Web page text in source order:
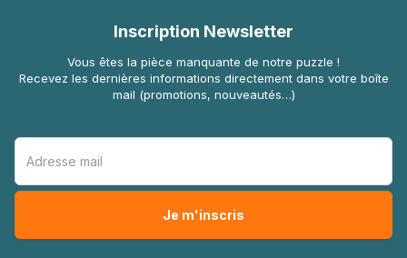
Inscription Newsletter
Vous êtes la pièce manquante de notre puzzle !
Recevez les dernières informations directement dans votre boîte
mail (promotions, nouveautés…)